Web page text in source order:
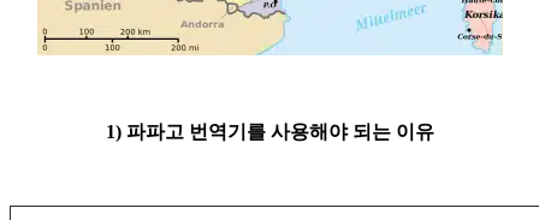
1) 파파고 번역기를 사용해야 되는 이유